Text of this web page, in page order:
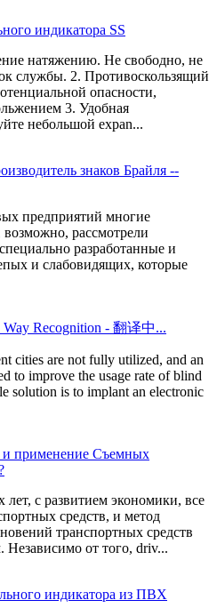
индикатора SS
натяжению. Не свободно, не
службы. 2. Противоскользящий
опасности,
3. Удобная
небольшой expan...
знаков Брайля --
предприятий многие
возможно, рассмотрели
разработанные и
и слабовидящих, которые
Recognition - 翻译中...
cities are not fully utilized, and an
to improve the usage rate of blind
solution is to implant an electronic
применение Съемных
с развитием экономики, все
средств, и метод
транспортных средств
от того, driv...
индикатора из ПВХ